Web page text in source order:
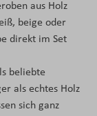
aus Holz
beige oder
direkt im Set
beliebte
als echtes Holz
sich ganz